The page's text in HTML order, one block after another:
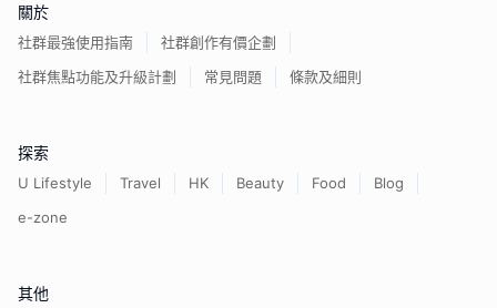
關於
社群最強使用指南
社群創作有價企劃
社群焦點功能及升級計劃
常見問題 條款及細則
探索
U Lifestyle Travel HK Beauty Food
Blog
e-zone
其他